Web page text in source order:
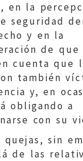
en la
seguridad
y en la
de que
cuenta que
también
y, en
obligando a
con su
quejas, sin
de las